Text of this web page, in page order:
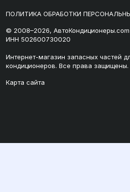
ПОЛИТИКА ОБРАБОТКИ
© 2008–2026, АвтоКондиционеры.com
ИНН 502600730020
Интернет-магазин запасных частей
кондиционеров. Все права защищены.
Карта сайта